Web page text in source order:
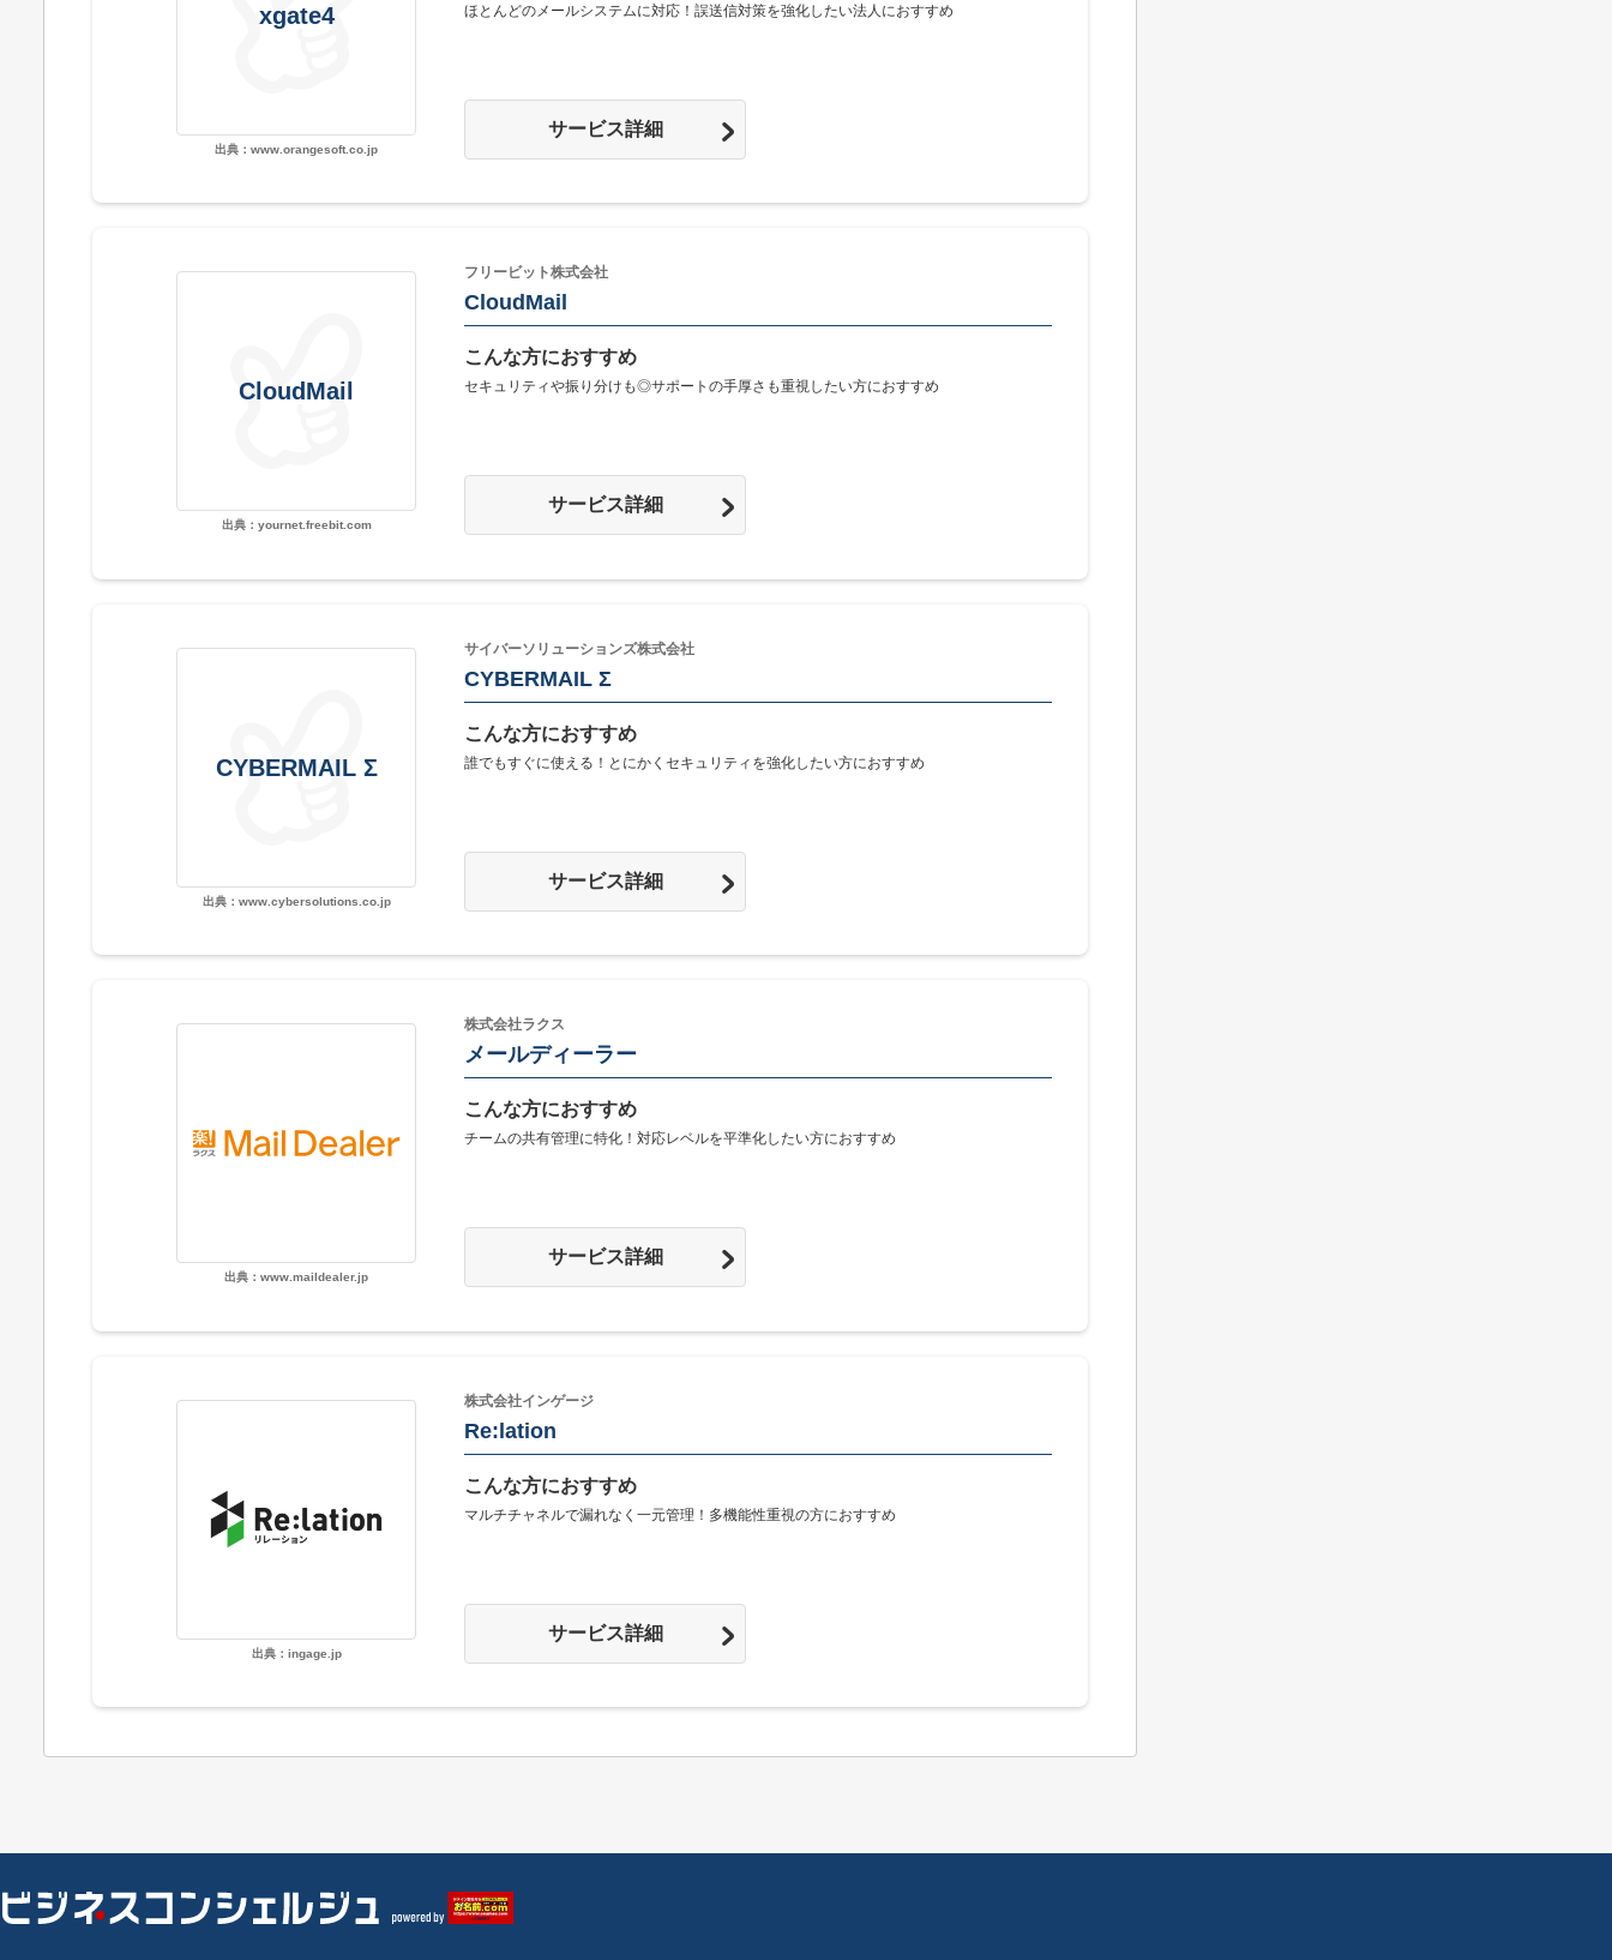
xgate4
出典：www.orangesoft.co.jp
ほとんどのメールシステムに対応！誤送信対策を強化したい法人におすすめ
サービス詳細
CloudMail
出典：yournet.freebit.com
フリービット株式会社
CloudMail
こんな方におすすめ
セキュリティや振り分けも◎サポートの手厚さも重視したい方におすすめ
サービス詳細
CYBERMAIL Σ
出典：www.cybersolutions.co.jp
サイバーソリューションズ株式会社
CYBERMAIL Σ
こんな方におすすめ
誰でもすぐに使える！とにかくセキュリティを強化したい方におすすめ
サービス詳細
出典：www.maildealer.jp
株式会社ラクス
メールディーラー
こんな方におすすめ
チームの共有管理に特化！対応レベルを平準化したい方におすすめ
サービス詳細
出典：ingage.jp
株式会社インゲージ
Re:lation
こんな方におすすめ
マルチチャネルで漏れなく一元管理！多機能性重視の方におすすめ
サービス詳細